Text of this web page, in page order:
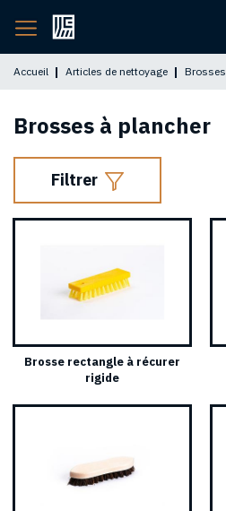
Retourner
à
Accueil Articles de nettoyage Brosses
Brosses à plancher
Filtrer
Brosse rectangle à récurer
rigide